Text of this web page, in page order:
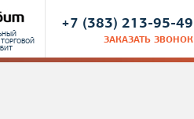
+7 (383) 213-95-49
ЗАКАЗАТЬ ЗВОНОК